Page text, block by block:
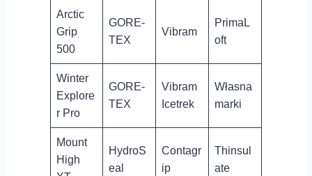
Arctic
Grip
500
GORE-
TEX
Vibram
PrimaL
oft
Winter
Explore
r Pro
GORE-
TEX
Vibram
Icetrek
Własna
marki
Mount
High
HydroS
eal
Contagr
ip
Thinsul
ate